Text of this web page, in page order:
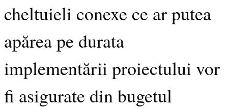
cheltuieli conexe ce ar putea
apărea pe durata
implementării proiectului vor
fi asigurate din bugetul